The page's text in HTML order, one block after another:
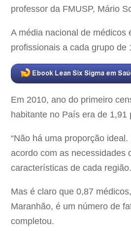
professor da FMUSP, Mário
A média nacional de médicos
profissionais a cada grupo de
Em 2010, ano do primeiro
habitante no País era de 1,91
“Não há uma proporção
acordo com as necessidades
características de cada região.
Mas é claro que 0,87
Maranhão, é um número de
completou.